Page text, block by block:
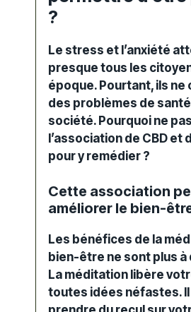
?
Le stress et l’anxiété
presque tous les
époque. Pourtant, ils ne
des problèmes de
société. Pourquoi ne
l’association de CBD et
pour y remédier ?
Cette association
améliorer le bien-
Les bénéfices de la
bien-être ne sont plus
La méditation libère
toutes idées néfastes. Il